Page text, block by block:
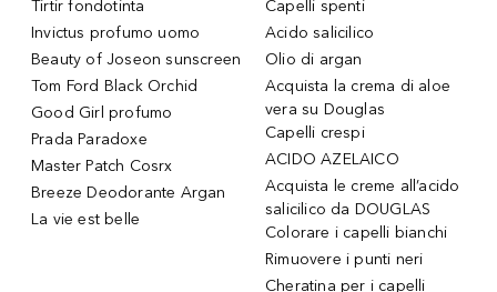
Tirtir fondotinta
Invictus profumo uomo
Beauty of Joseon sunscreen
Tom Ford Black Orchid
Good Girl profumo
Prada Paradoxe
Master Patch Cosrx
Breeze Deodorante Argan
La vie est belle
Capelli spenti
Acido salicilico
Olio di argan
Acquista la crema di aloe
vera su Douglas
Capelli crespi
ACIDO AZELAICO
Acquista le creme all’acido
salicilico da DOUGLAS
Colorare i capelli bianchi
Rimuovere i punti neri
Cheratina per i capelli